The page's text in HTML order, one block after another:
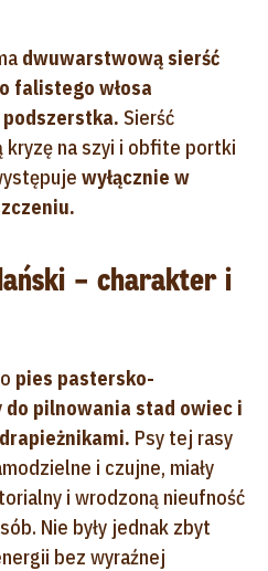
dwuwarstwową sierść
falistego włosa
Sierść
na szyi i obfite portki
wyłącznie w
– charakter i
pies pastersko-
do pilnowania stad owiec i
Psy tej rasy
i czujne, miały
i wrodzoną nieufność
Nie były jednak zbyt
bez wyraźnej